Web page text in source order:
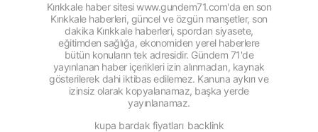
Kırıkkale haber sitesi www.gundem71.com'da en son
Kırıkkale haberleri, güncel ve özgün manşetler, son
dakika Kırıkkale haberleri, spordan siyasete,
eğitimden sağlığa, ekonomiden yerel haberlere
bütün konuların tek adresidir. Gündem 71'de
yayınlanan haber içerikleri izin alınmadan, kaynak
gösterilerek dahi iktibas edilemez. Kanuna aykırı ve
izinsiz olarak kopyalanamaz, başka yerde
yayınlanamaz.
kupa bardak fiyatları backlink